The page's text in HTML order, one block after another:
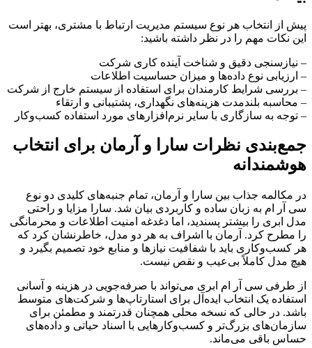
پیش از انتخاب هر نوع سیستم مدیریت ارتباط با مشتری، بهتر است
این نکات مهم را در نظر داشته باشید:
– نیازسنجی دقیق و شناخت آینده کاری شرکت
– ارزیابی نوع داده‌ها و میزان حساسیت اطلاعات
– بررسی شرایط کارمندان برای استفاده از سیستم خارج از شرکت
– محاسبه بلندمدت هزینه‌های نگهداری، پشتیبانی و ارتقاء
– توجه به سازگاری با سایر نرم‌افزارهای مورد استفاده کسب‌وکار
جمع‌بندی نظرات سارا و آرمان برای انتخاب
هوشمندانه
در مکالمه جذاب بین سارا و آرمان، تمام جنبه‌های کلیدی دو نوع
سی آر ام به زبان ساده و کاربردی بیان شد. سارا مزایا و راحتی
مدل ابری را بیشتر پسندید، اما دغدغه امنیت اطلاعات و محرمانگی
را مطرح کرد. آرمان با اشراف به هر دو مدل، خاطرنشان کرد که
هر کسب‌وکاری باید با شفافیت نیازها و منابع خود تصمیم بگیرد و
هیچ مدل کاملاً بی‌عیب و نقص نیست.
از طرفی سی آر ام ابری می‌تواند با صرفه‌جویی در هزینه و آسانی
استفاده یک انتخاب ایده‌‌آل برای استارتاپ‌ها و شرکت‌های متوسط
باشد. در حالی که نسخه محلی همچنان قدرتمند و مطمئن برای
سازمان‌های بزرگ‌تر و کسب‌وکارهایی با اسناد حیاتی و داده‌های
حساس باقی می‌ماند.